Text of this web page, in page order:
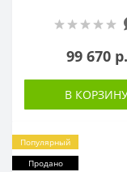
99 670 р.
В
Популярный
Продано